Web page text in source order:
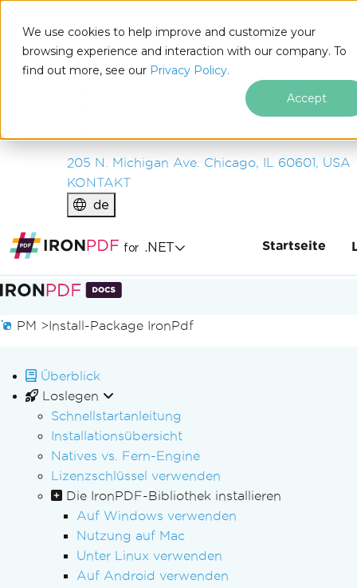
We use cookies to help improve and customize your
browsing experience and interaction with our company. To
find out more, see our Privacy Policy.
Accept
IRONSOFTWARE
PRODUKTE
UNTERNEHMEN
205 N. Michigan Ave. Chicago, IL 60601, USA
KONTAKT
de
for .NET Startseite
Zum Fußzeileninhalt springen
PM >Install-Package IronPdf
Überblick
Loslegen
Schnellstartanleitung
Installationsübersicht
Natives vs. Fern-Engine
Lizenzschlüssel verwenden
Die IronPDF-Bibliothek installieren
Auf Windows verwenden
Nutzung auf Mac
Unter Linux verwenden
Auf Android verwenden